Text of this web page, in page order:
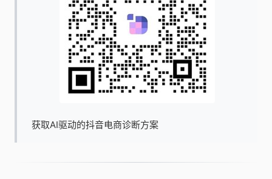
获取AI驱动的抖音电商诊断方案